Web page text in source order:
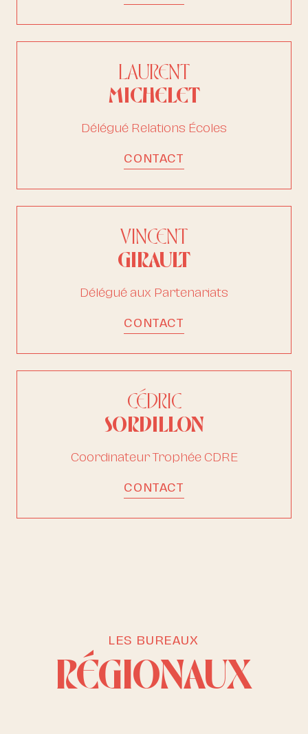
LAURENT
MICHELET
Délégué Relations Écoles
CONTACT
VINCENT
GIRAULT
Délégué aux Partenariats
CONTACT
CÉDRIC
SORDILLON
Coordinateur Trophée CDRE
CONTACT
LES BUREAUX
RÉGIONAUX